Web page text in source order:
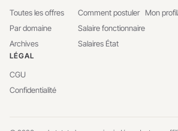
Toutes les offres
Par domaine
Archives
Comment postuler
Salaire fonctionnaire
Salaires État
Mon profil
LÉGAL
CGU
Confidentialité